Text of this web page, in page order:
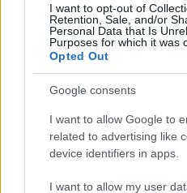
I want to opt-out of
Retention, Sale, and/or
Personal Data that Is
Purposes for which it was
Opted Out
Google consents
I want to allow Google to
related to advertising like
device identifiers in apps.
I want to allow my user
Z vlakom po Koroški: Manj
Več iz kategorije